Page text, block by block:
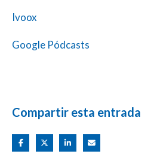
Ivoox
Google Pódcasts
Compartir esta entrada